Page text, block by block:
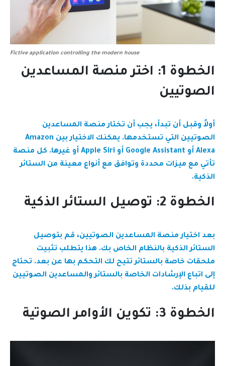
Fictive application controlling the modern house
الخطوة 1: اختر منصة المساعدين
الصوتيين
أولاً وقبل أن تبدأ، يجب أن تختار منصة المساعدين
الصوتيين التي تستخدمها. يمكنك الاختيار بين Amazon
Alexa أو Google Assistant أو Apple Siri أو غيرها. كل منصة
تأتي مع ميزات محددة وتوافق مع أنواع معينة من الستائر
الذكية.
الخطوة 2: توصيل الستائر الذكية
بعد اختيار منصة المساعدين الصوتيين، قم بتوصيل
الستائر الذكية بالنظام الخاص بك. هذا يتطلب تثبيت
ملحقات خاصة بالستائر تتيح لك التحكم بها عن بعد. تحتاج
إلى اتباع الإرشادات الخاصة بالستائر والمساعدين الصوتيين
للقيام بذلك.
الخطوة 3: تكوين الأوامر الصوتية